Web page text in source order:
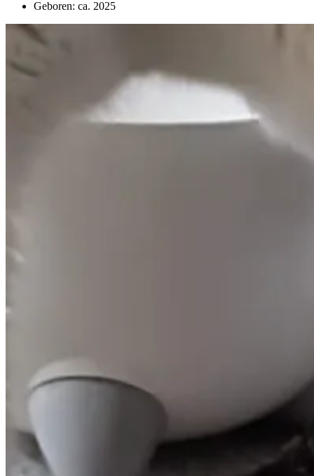
Geboren: ca. 2025